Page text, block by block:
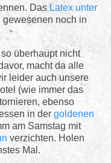
Das Latex unter
noch in
überhaupt nicht
macht da alle
leider auch unsere
(wie immer das
ebenso
in der goldenen
am Samstag mit
verzichten. Holen
Mal.